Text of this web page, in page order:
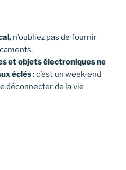
n’oubliez pas de fournir
et objets électroniques ne
éclés: c’est un week-end
déconnecter de la vie